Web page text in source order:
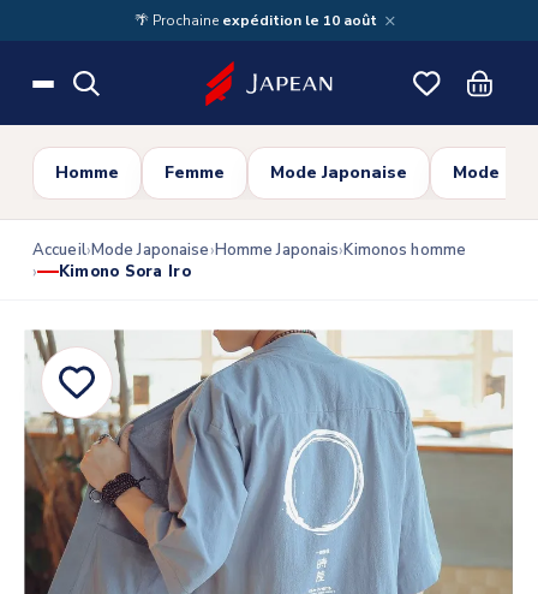
Skip to main content🌴 Prochaine expédition le 10 août ×
Homme Femme Mode Japonaise Mode
Accueil Mode Japonaise Homme Japonais Kimonos homme
Kimono Sora Iro